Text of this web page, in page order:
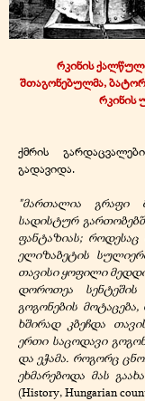
რკინის
შთაგონებულმა,
რკინის
ქმრის
გადავიდა.
"მართალია გრაფი
სადისტურ
ფანტაზიას; როდესაც
ელიზაბეტის
თავისი ყოფილი
დოროთეა
გოგონების
ხშირად კბეჩდა
ერთი საცოდავი
და ეჭამა. როგორც
ეხმარებოდა მას
(History, Hungarian